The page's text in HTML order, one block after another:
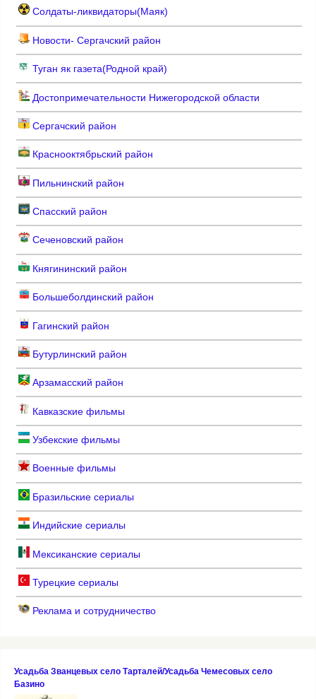
Солдаты-ликвидаторы(Маяк)
Новости- Сергачский район
Туган як газета(Родной край)
Достопримечательности Нижегородской области
Сергачский район
Краснооктябрьский район
Пильнинский район
Спасский район
Сеченовский район
Княгининский район
Большеболдинский район
Гагинский район
Бутурлинский район
Арзамасский район
Кавказские фильмы
Узбекские фильмы
Военные фильмы
Бразильские сериалы
Индийские сериалы
Мексиканские сериалы
Турецкие сериалы
Реклама и сотрудничество
Усадьба Званцевых село Тарталей/Усадьба Чемесовых село
Базино